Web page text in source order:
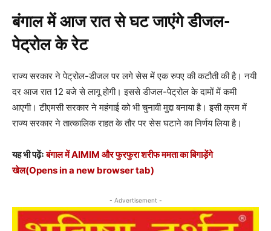
बंगाल में आज रात से घट जाएंगे डीजल-
पेट्रोल के रेट
राज्य सरकार ने पेट्रोल-डीजल पर लगे सेस में एक रुपए की कटौती की है। नयी
दर आज रात 12 बजे से लागू होगी। इससे डीजल-पेट्रोल के दामों में कमी
आएगी। टीएमसी सरकार ने महंगाई को भी चुनावी मुद्दा बनाया है। इसी क्रम में
राज्य सरकार ने तात्कालिक राहत के तौर पर सेस घटाने का निर्णय लिया है।
यह भी पढ़ेंःबंगाल में AIMIM और फुरफुरा शरीफ ममता का बिगाड़ेंगे
खेल(Opens in a new browser tab)
- Advertisement -